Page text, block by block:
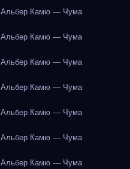
Альбер Камю — Чума
Альбер Камю — Чума
Альбер Камю — Чума
Альбер Камю — Чума
Альбер Камю — Чума
Альбер Камю — Чума
Альбер Камю — Чума